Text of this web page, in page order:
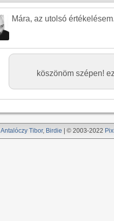
Mára, az utolsó
köszönöm szépen!
Antalóczy Tibor, Birdie | © 2003-2022